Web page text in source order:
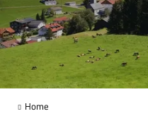
© Outdooractive Premium
Home